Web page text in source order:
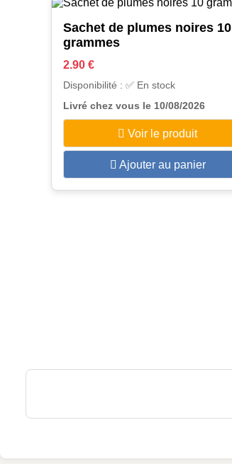
Sachet de plumes noires 10
grammes
2.90 €
Disponibilité : ✅ En stock
Livré chez vous le 10/08/2026
Voir le produit
Ajouter au panier